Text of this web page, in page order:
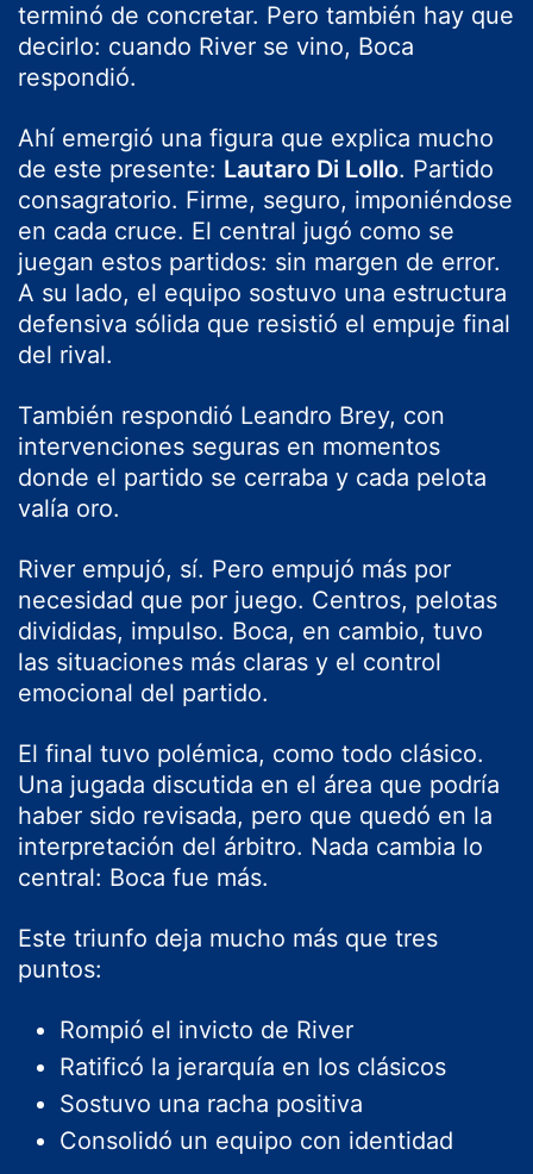
terminó de concretar. Pero también hay que
decirlo: cuando River se vino, Boca
respondió.
Ahí emergió una figura que explica mucho
de este presente: Lautaro Di Lollo. Partido
consagratorio. Firme, seguro, imponiéndose
en cada cruce. El central jugó como se
juegan estos partidos: sin margen de error.
A su lado, el equipo sostuvo una estructura
defensiva sólida que resistió el empuje final
del rival.
También respondió Leandro Brey, con
intervenciones seguras en momentos
donde el partido se cerraba y cada pelota
valía oro.
River empujó, sí. Pero empujó más por
necesidad que por juego. Centros, pelotas
divididas, impulso. Boca, en cambio, tuvo
las situaciones más claras y el control
emocional del partido.
El final tuvo polémica, como todo clásico.
Una jugada discutida en el área que podría
haber sido revisada, pero que quedó en la
interpretación del árbitro. Nada cambia lo
central: Boca fue más.
Este triunfo deja mucho más que tres
puntos:
Rompió el invicto de River
Ratificó la jerarquía en los clásicos
Sostuvo una racha positiva
Consolidó un equipo con identidad